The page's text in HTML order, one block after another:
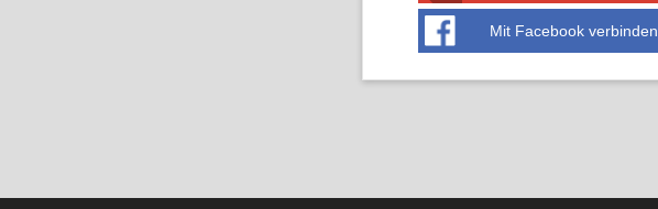
Mit Facebook verbinden